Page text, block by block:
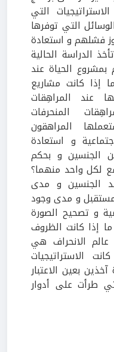
التي
التي توفرها
فشلهم و استعادة
الدراسة الحالية
بمشروع الحياة عند
إذا كانت مشاريع
عند المراهِقات
المنحرفات
المراهقون
و استعادة
الجنسين و بحكم
لكل واحد منهما؟
الجنسين و مدى
و مدى وجود
و تصحيح الصورة
ما إذا كانت الظروف
الانحراف هي
الاستراتيجيات
بعين الاعتبار
طرأت على أدوار